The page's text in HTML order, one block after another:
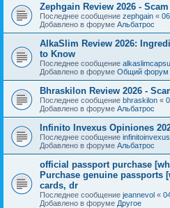
Zephgain Review 2026 -
Последнее сообщение zephgain «
Добавлено в форуме Альбатрос
AlkaSlim Review 2026:
to Know
Последнее сообщение
Добавлено в форуме Общий форум
Bhraskilon Review 2026 -
Последнее сообщение bhraskilon «
Добавлено в форуме Альбатрос
Infinito Invexus Opiniones
Последнее сообщение infinitoinvexus
Добавлено в форуме Альбатрос
official passport purchase
Purchase genuine passports
cards, dr
Последнее сообщение jeannevol «
Добавлено в форуме Другое